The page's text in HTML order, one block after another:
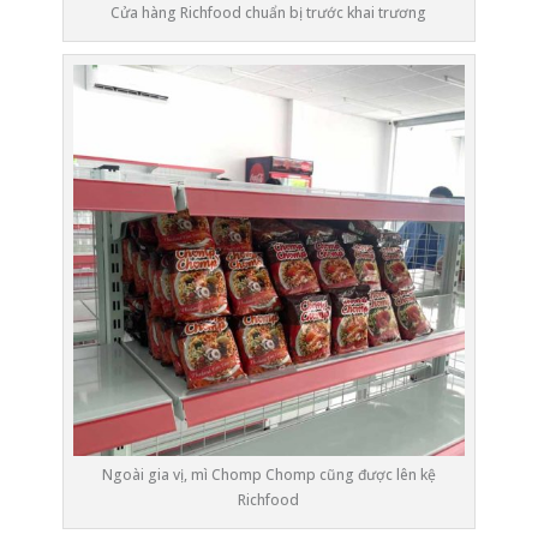
Cửa hàng Richfood chuẩn bị trước khai trương
Ngoài gia vị, mì Chomp Chomp cũng được lên kệ
Richfood